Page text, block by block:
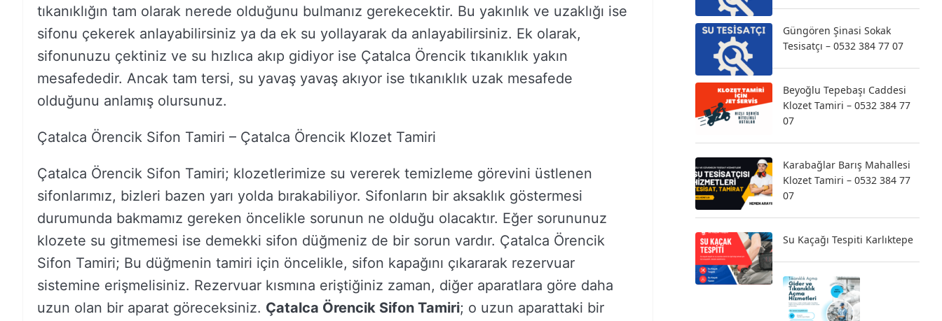
tıkanıklığın tam olarak nerede olduğunu bulmanız gerekecektir. Bu yakınlık ve uzaklığı ise
sifonu çekerek anlayabilirsiniz ya da ek su yollayarak da anlayabilirsiniz. Ek olarak,
sifonunuzu çektiniz ve su hızlıca akıp gidiyor ise Çatalca Örencik tıkanıklık yakın
mesafededir. Ancak tam tersi, su yavaş yavaş akıyor ise tıkanıklık uzak mesafede
olduğunu anlamış olursunuz.
Çatalca Örencik Sifon Tamiri – Çatalca Örencik Klozet Tamiri
Çatalca Örencik Sifon Tamiri; klozetlerimize su vererek temizleme görevini üstlenen
sifonlarımız, bizleri bazen yarı yolda bırakabiliyor. Sifonların bir aksaklık göstermesi
durumunda bakmamız gereken öncelikle sorunun ne olduğu olacaktır. Eğer sorununuz
klozete su gitmemesi ise demekki sifon düğmeniz de bir sorun vardır. Çatalca Örencik
Sifon Tamiri; Bu düğmenin tamiri için öncelikle, sifon kapağını çıkararak rezervuar
sistemine erişmelisiniz. Rezervuar kısmına eriştiğiniz zaman, diğer aparatlara göre daha
uzun olan bir aparat göreceksiniz. Çatalca Örencik Sifon Tamiri; o uzun aparattaki bir
Güngören Şinasi Sokak
Tesisatçı – 0532 384 77 07
Beyoğlu Tepebaşı Caddesi
Klozet Tamiri – 0532 384 77
07
Karabağlar Barış Mahallesi
Klozet Tamiri – 0532 384 77
07
Su Kaçağı Tespiti Karlıktepe